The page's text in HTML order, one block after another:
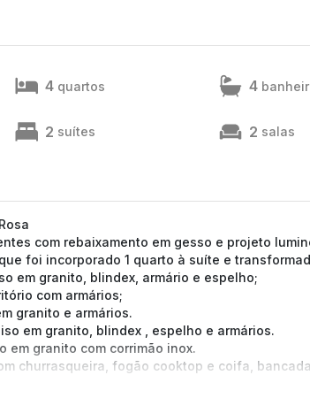
4 quartos 4
2 suítes 2 salas
com rebaixamento em gesso e projeto
foi incorporado 1 quarto à suíte e
em granito, blindex, armário e espelho;
com armários;
granito e armários.
em granito, blindex , espelho e armários.
em granito com corrimão inox.
churrasqueira, fogão cooktop e coifa,